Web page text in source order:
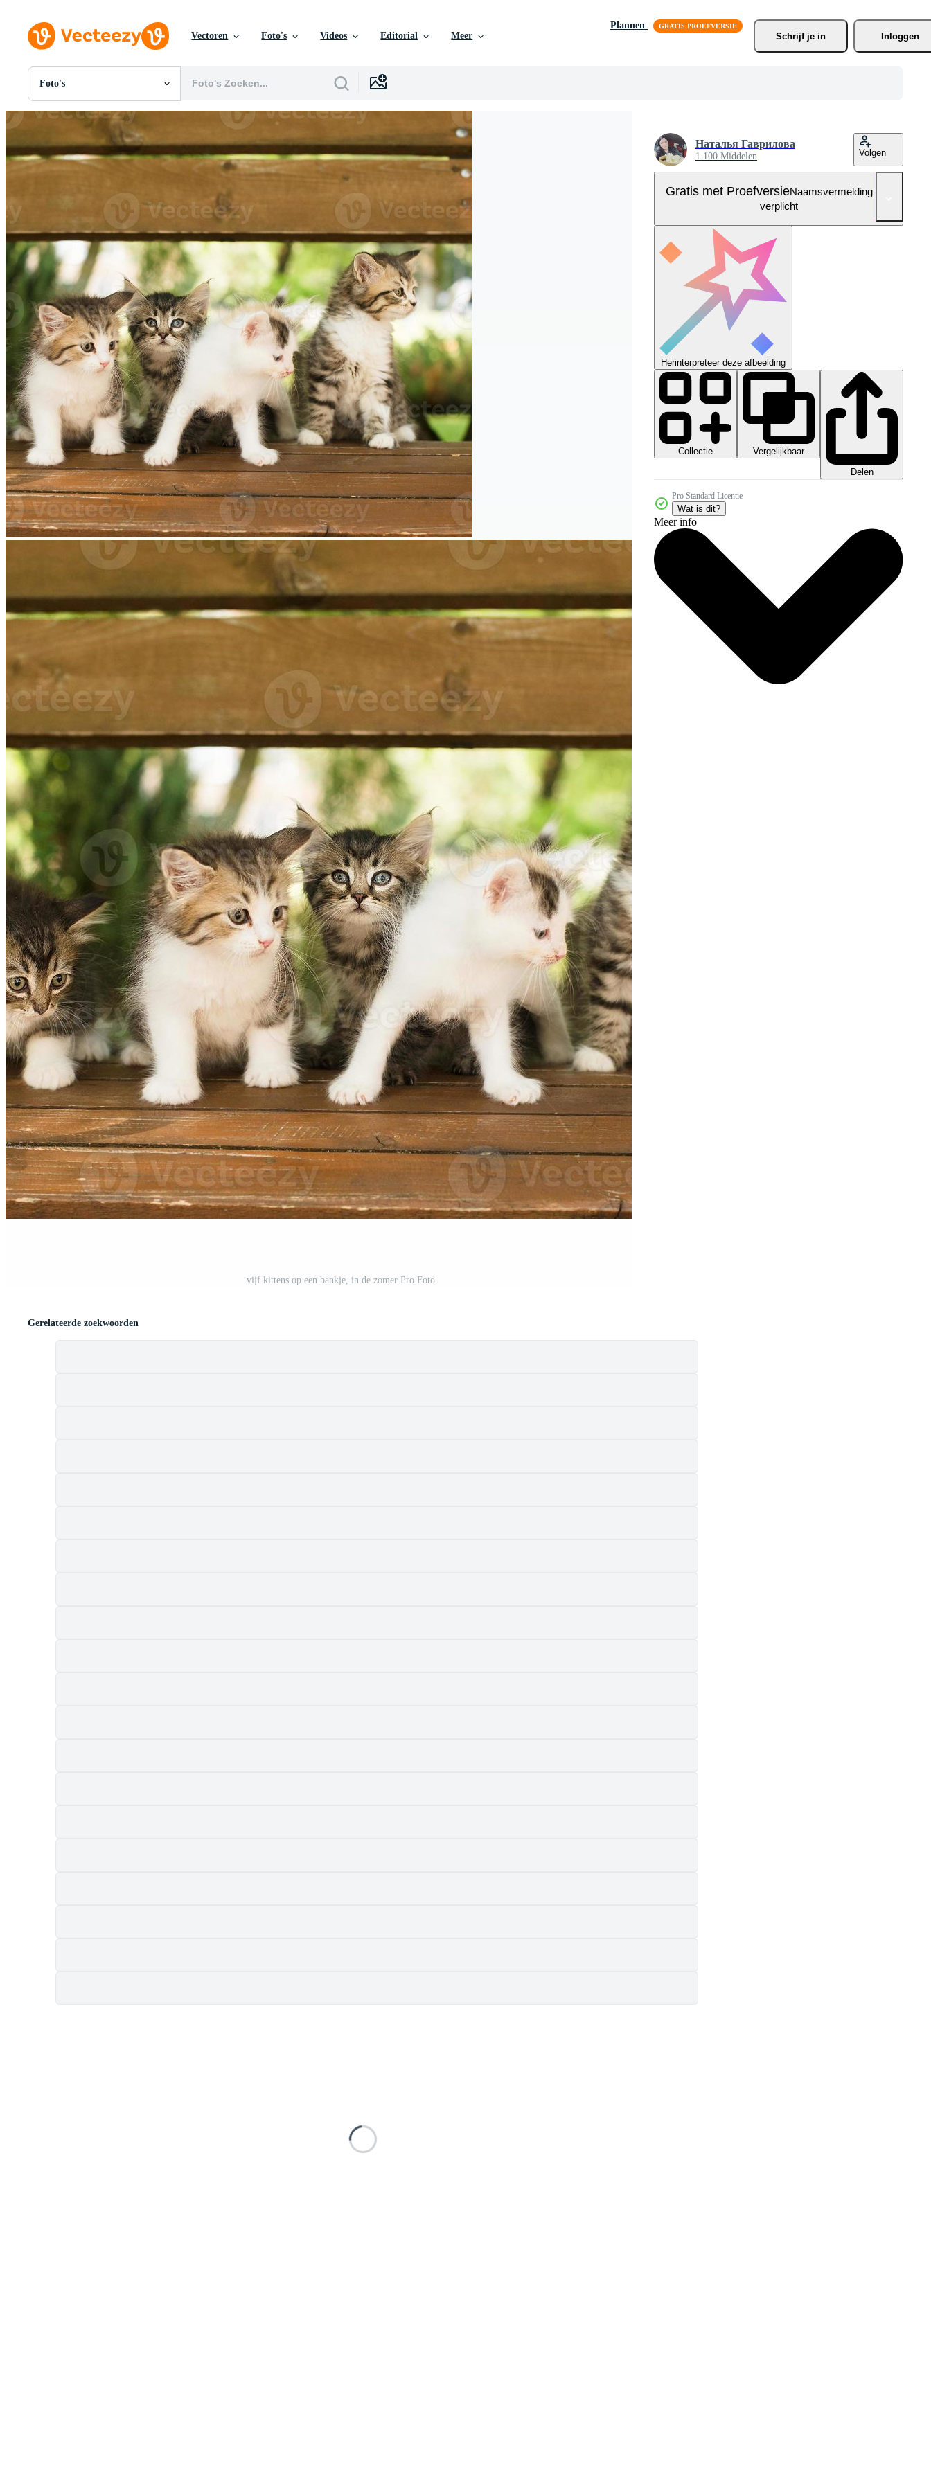
Vectoren Foto's Videos Editorial Meer
Plannen
Schrijf je in Inloggen
Foto's
Alle Afbeeldingen
Foto's
PSDs
SVGs
Motion graphics
Redactionele Afbeeldingen
Redactionele Evenementen
vijf kittens op een bankje, in de zomer Pro Foto
Наталья Гаврилова
1.100 Middelen Volgen
Gratis met ProefversieNaamsvermelding niet
verplicht
Herinterpreteer deze afbeelding
Collectie
Vergelijkbaar
Delen
Pro Standard Licentie
Wat is dit?
Meer info
Gerelateerde zoekwoorden